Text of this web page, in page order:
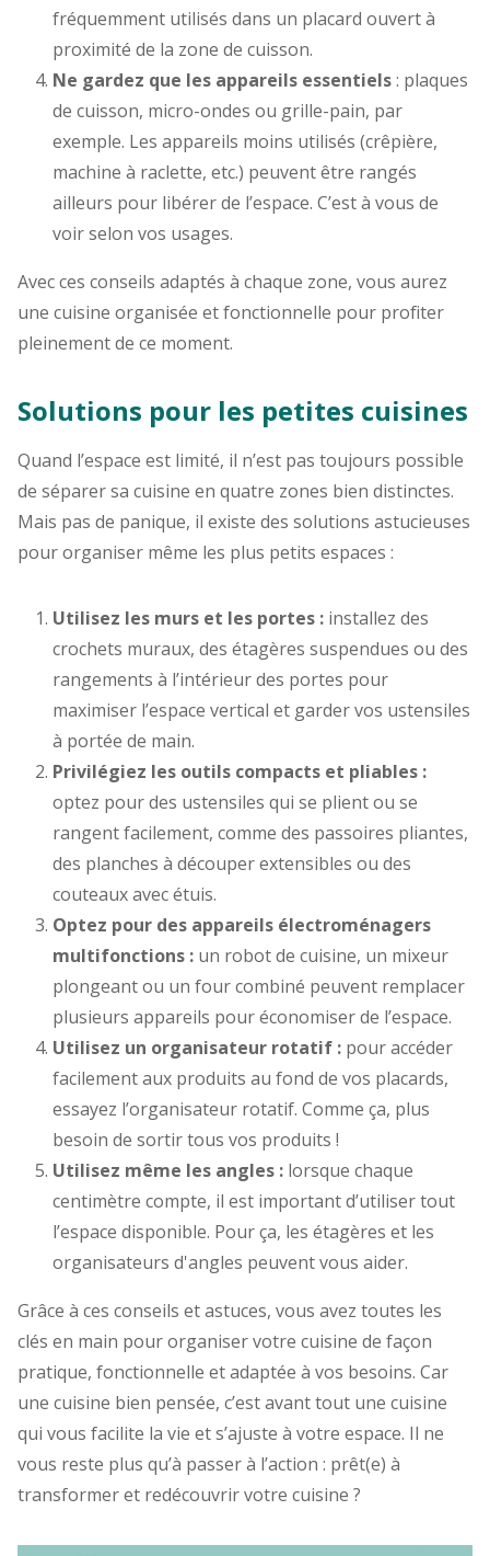
fréquemment utilisés dans un placard ouvert à
proximité de la zone de cuisson.
Ne gardez que les appareils essentiels: plaques
de cuisson, micro-ondes ou grille-pain, par
exemple. Les appareils moins utilisés (crêpière,
machine à raclette, etc.) peuvent être rangés
ailleurs pour libérer de l’espace. C’est à vous de
voir selon vos usages.
Avec ces conseils adaptés à chaque zone, vous aurez
une cuisine organisée et fonctionnelle pour profiter
pleinement de ce moment.
Solutions pour les petites cuisines
Quand l’espace est limité, il n’est pas toujours possible
de séparer sa cuisine en quatre zones bien distinctes.
Mais pas de panique, il existe des solutions astucieuses
pour organiser même les plus petits espaces :
Utilisez les murs et les portes : installez des
crochets muraux, des étagères suspendues ou des
rangements à l’intérieur des portes pour
maximiser l’espace vertical et garder vos ustensiles
à portée de main.
Privilégiez les outils compacts et pliables :
optez pour des ustensiles qui se plient ou se
rangent facilement, comme des passoires pliantes,
des planches à découper extensibles ou des
couteaux avec étuis.
Optez pour des appareils électroménagers
multifonctions : un robot de cuisine, un mixeur
plongeant ou un four combiné peuvent remplacer
plusieurs appareils pour économiser de l’espace.
Utilisez un organisateur rotatif : pour accéder
facilement aux produits au fond de vos placards,
essayez l’organisateur rotatif. Comme ça, plus
besoin de sortir tous vos produits !
Utilisez même les angles : lorsque chaque
centimètre compte, il est important d’utiliser tout
l’espace disponible. Pour ça, les étagères et les
organisateurs d'angles peuvent vous aider.
Grâce à ces conseils et astuces, vous avez toutes les
clés en main pour organiser votre cuisine de façon
pratique, fonctionnelle et adaptée à vos besoins. Car
une cuisine bien pensée, c’est avant tout une cuisine
qui vous facilite la vie et s’ajuste à votre espace. Il ne
vous reste plus qu’à passer à l’action : prêt(e) à
transformer et redécouvrir votre cuisine ?